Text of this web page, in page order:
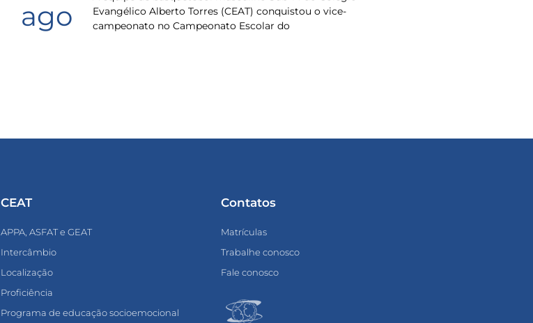
ago
Evangélico Alberto Torres (CEAT) conquistou o vice-
campeonato no Campeonato Escolar do
CEAT
APPA, ASFAT e GEAT
Intercâmbio
Localização
Proficiência
Programa de educação socioemocional
Contatos
Matrículas
Trabalhe conosco
Fale conosco